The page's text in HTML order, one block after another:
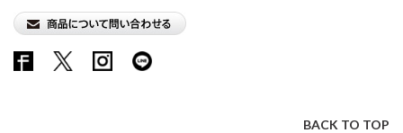
BACK TO TOP